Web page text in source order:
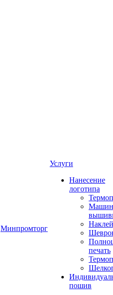
Минпромторг
Услуги
Нанесение
логотипа
печать
пошив